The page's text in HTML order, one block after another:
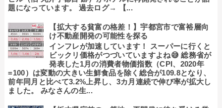
題になっています。 過去ログ→ 【...
【拡大する貧富の格差！】宇都宮市で富裕層向
け不動産開発の可能性を探る
インフレが加速しています！ スーパーに行くと
ビックリ価格がつづいていますよね😅 総務省が
発表した1月の消費者物価指数（CPI、2020年
=100）は変動の大きい生鮮食品を除く総合が109.8となり、
前年同月と比べて3.2%上昇し、3カ月連続で伸び率が拡大し
ました。 みなさんの生...